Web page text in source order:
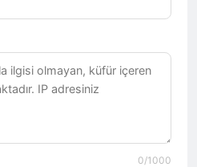
0/1000